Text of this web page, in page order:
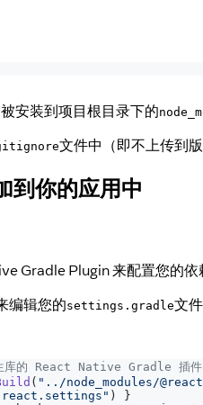
安装到项目根目录下的
文件中（即不上传到
到你的应用中
Gradle Plugin 来配置您的依
编辑您的settings.gradle文
生库的 React Native Gradle 插件
( "../node_modules/
)
}